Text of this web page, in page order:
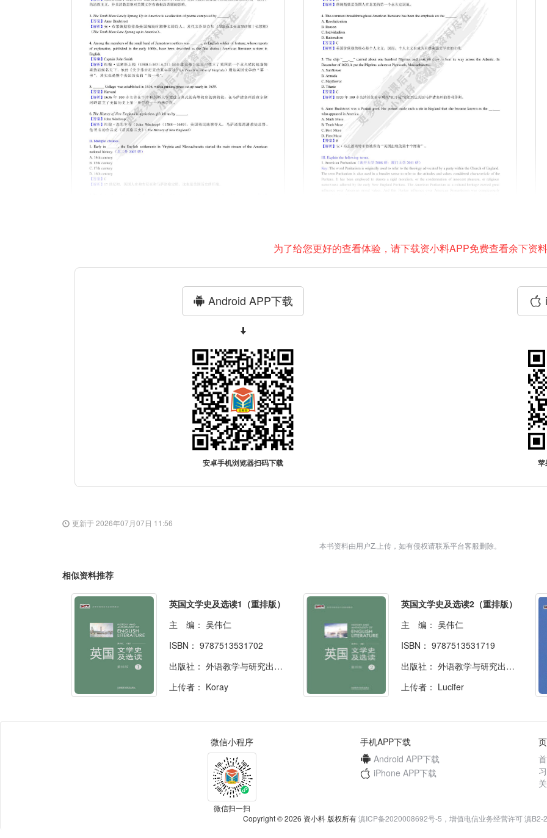
为了给您更好的查看体验，请下载资小料APP免费查看余下资料
Android APP下载
安卓手机浏览器扫码下载 苹
更新于 2026年07月07日 11:56
本书资料由用户Z.上传，如有侵权请联系平台客服删除。
相似资料推荐
英国文学史及选读1（重排版）
主 编： 吴伟仁
ISBN： 9787513531702
出版社： 外语教学与研究出版社
上传者： Koray
英国文学史及选读2（重排版）
主 编： 吴伟仁
ISBN： 9787513531719
出版社： 外语教学与研究出版社
上传者： Lucifer
微信小程序
微信扫一扫
手机APP下载
Android APP下载
iPhone APP下载
Copyright © 2026 资小料 版权所有滇ICP备2020008692号-5，增值电信业务经营许可 滇B2-